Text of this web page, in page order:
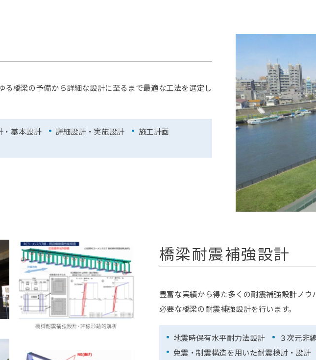
る橋梁の予備から詳細な設計に至るまで最適な工法を選定し
・基本設計 詳細設計・実施設計
施工計画
橋梁耐震補強設計
豊富な実績から得た多くの耐震補強設計ノ
必要な橋梁の耐震補強設計を行います。
地震時保有水平耐力法設計
３次元非
免震・制震構造を用いた耐震検討・設計